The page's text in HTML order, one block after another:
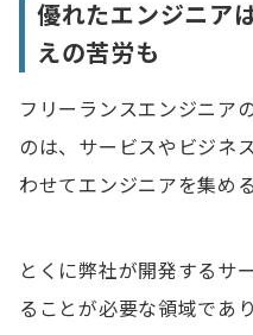
優れたエンジニア
えの苦労も
フリーランスエンジニア
のは、サービスやビジネ
わせてエンジニアを集め
とくに弊社が開発するサ
ることが必要な領域であ